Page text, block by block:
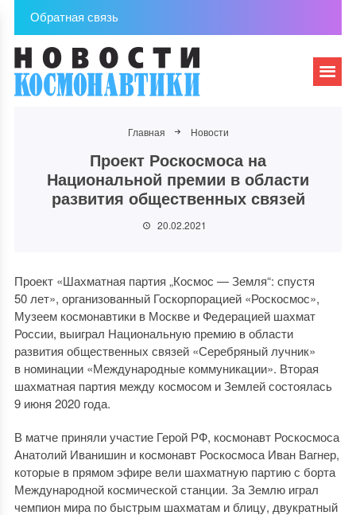
Обратная связь
Главная Новости
Проект Роскосмоса на
Национальной премии в области
развития общественных связей
20.02.2021
Проект «Шахматная партия „Космос — Земля“: спустя
50 лет», организованный Госкорпорацией «Роскосмос»,
Музеем космонавтики в Москве и Федерацией шахмат
России, выиграл Национальную премию в области
развития общественных связей «Серебряный лучник»
в номинации «Международные коммуникации». Вторая
шахматная партия между космосом и Землей состоялась
9 июня 2020 года.
В матче приняли участие Герой РФ, космонавт Роскосмоса
Анатолий Иванишин и космонавт Роскосмоса Иван Вагнер,
которые в прямом эфире вели шахматную партию с борта
Международной космической станции. За Землю играл
чемпион мира по быстрым шахматам и блицу, двукратный